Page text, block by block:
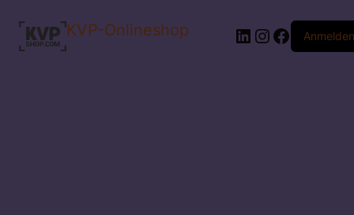
KVP-Onlineshop LinkedIn
Instagram
Anmelden